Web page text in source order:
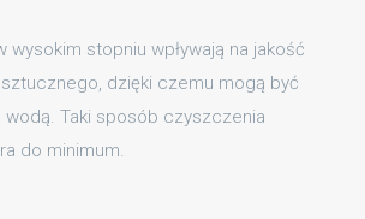
stopniu wpływają na jakość
dzięki czemu mogą być
Taki sposób czyszczenia
do minimum.